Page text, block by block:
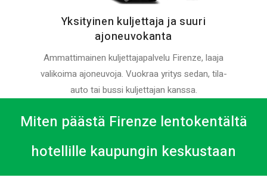
Yksityinen kuljettaja ja suuri
ajoneuvokanta
Ammattimainen kuljettajapalvelu Firenze, laaja
valikoima ajoneuvoja. Vuokraa yritys sedan, tila-
auto tai bussi kuljettajan kanssa.
Miten päästä Firenze lentokentältä
hotellille kaupungin keskustaan